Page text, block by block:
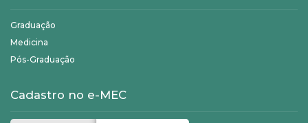
Graduação
Medicina
Pós-Graduação
Cadastro no e-MEC